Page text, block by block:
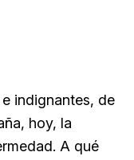
indignantes, de
hoy, la
A qué